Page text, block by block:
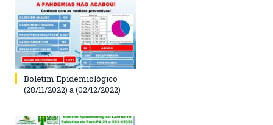
Boletim Epidemiológico
(28/11/2022) a (02/12/2022)